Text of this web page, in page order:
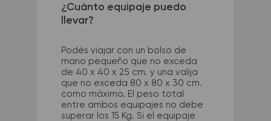
¿Cuánto equipaje puedo
llevar?
Podés viajar con un bolso de
mano pequeño que no exceda
de 40 x 40 x 25 cm. y una valija
que no exceda 80 x 80 x 30 cm.
como máximo. El peso total
entre ambos equipajes no debe
superar los 15 Kg. Si el equipaje